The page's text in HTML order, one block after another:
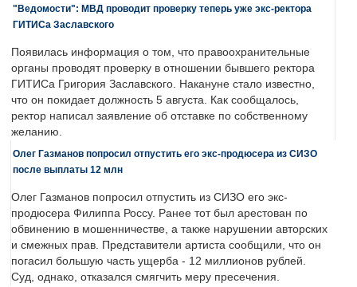
"Ведомости": МВД проводит проверку теперь уже экс-ректора
ГИТИСа Заславского
Появилась информация о том, что правоохранительные
органы проводят проверку в отношении бывшего ректора
ГИТИСа Григория Заславского. Накануне стало известно,
что он покидает должность 5 августа. Как сообщалось,
ректор написал заявление об отставке по собственному
желанию.
Олег Газманов попросил отпустить его экс-продюсера из СИЗО
после выплаты 12 млн
Олег Газманов попросил отпустить из СИЗО его экс-
продюсера Филиппа Россу. Ранее тот был арестован по
обвинению в мошенничестве, а также нарушении авторских
и смежных прав. Представители артиста сообщили, что он
погасил большую часть ущерба - 12 миллионов рублей.
Суд, однако, отказался смягчить меру пресечения.